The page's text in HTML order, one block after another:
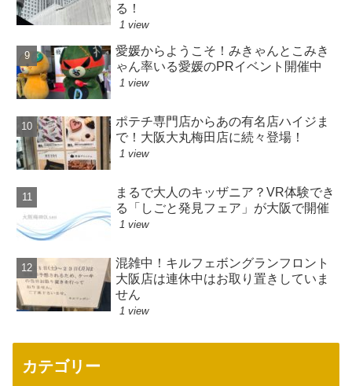
る！
1 view
愛媛からようこそ！みきゃんとこみき
ゃん率いる愛媛のPRイベント開催中
1 view
ポテチ専門店からあの有名店ハイジま
で！大阪大丸梅田店に続々登場！
1 view
まるで大人のキッザニア？VR体験でき
る「しごと発見フェア」が大阪で開催
1 view
混雑中！キルフェボングランフロント
大阪店は連休中はお取り置きしていま
せん
1 view
カテゴリー